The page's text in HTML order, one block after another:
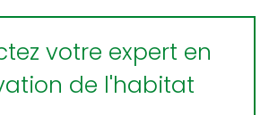
votre expert en
de l'habitat